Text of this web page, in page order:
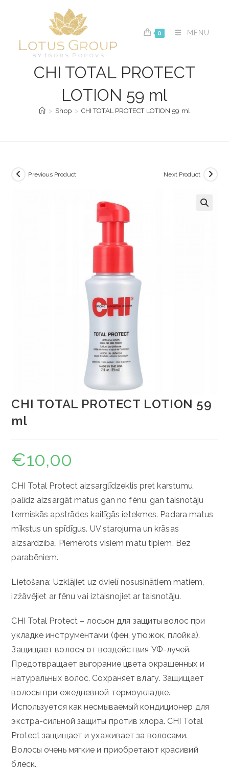
0 MENU
CHI TOTAL PROTECT
LOTION 59 ml
> Shop > CHI TOTAL PROTECT LOTION 59 ml
Previous Product Next Product
CHI TOTAL PROTECT LOTION 59
ml
€10,00
CHI Total Protect aizsarglīdzeklis pret karstumu
palīdz aizsargāt matus gan no fēnu, gan taisnotāju
termiskās apstrādes kaitīgās ietekmes. Padara matus
mīkstus un spīdīgus. UV starojuma un krāsas
aizsardzība. Piemērots visiem matu tipiem. Bez
parabēniem.
Lietošana: Uzklājiet uz dvielī nosusinātiem matiem,
izžāvējiet ar fēnu vai iztaisnojiet ar taisnotāju.
CHI Total Protect – лосьон для защиты волос при
укладке инструментами (фен, утюжок, плойка).
Защищает волосы от воздействия УФ-лучей.
Предотвращает выгорание цвета окрашенных и
натуральных волос. Сохраняет влагу. Защищает
волосы при ежедневной термоукладке.
Используется как несмываемый кондиционер для
экстра-сильной защиты против хлора. CHI Total
Protect защищает и ухаживает за волосами.
Волосы очень мягкие и приобретают красивий
блеск.